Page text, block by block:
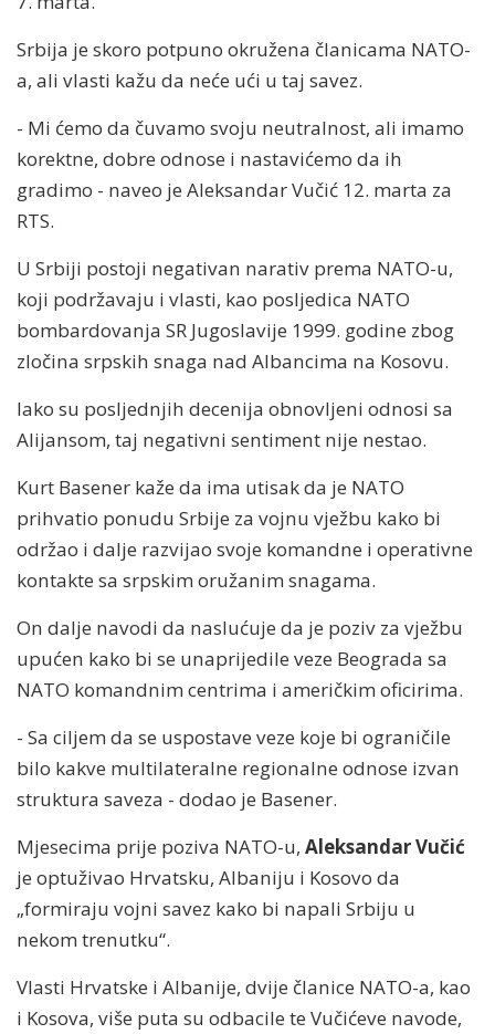
Srbija je skoro potpuno okružena članicama NATO-
a, ali vlasti kažu da neće ući u taj savez.
- Mi ćemo da čuvamo svoju neutralnost, ali imamo
korektne, dobre odnose i nastavićemo da ih
gradimo - naveo je Aleksandar Vučić 12. marta za
RTS.
U Srbiji postoji negativan narativ prema NATO-u,
koji podržavaju i vlasti, kao posljedica NATO
bombardovanja SR Jugoslavije 1999. godine zbog
zločina srpskih snaga nad Albancima na Kosovu.
Iako su posljednjih decenija obnovljeni odnosi sa
Alijansom, taj negativni sentiment nije nestao.
Kurt Basener kaže da ima utisak da je NATO
prihvatio ponudu Srbije za vojnu vježbu kako bi
održao i dalje razvijao svoje komandne i operativne
kontakte sa srpskim oružanim snagama.
On dalje navodi da naslućuje da je poziv za vježbu
upućen kako bi se unaprijedile veze Beograda sa
NATO komandnim centrima i američkim oficirima.
- Sa ciljem da se uspostave veze koje bi ograničile
bilo kakve multilateralne regionalne odnose izvan
struktura saveza - dodao je Basener.
Mjesecima prije poziva NATO-u, Aleksandar Vučić
je optuživao Hrvatsku, Albaniju i Kosovo da
„formiraju vojni savez kako bi napali Srbiju u
nekom trenutku“.
Vlasti Hrvatske i Albanije, dvije članice NATO-a, kao
i Kosova, više puta su odbacile te Vučićeve navode,